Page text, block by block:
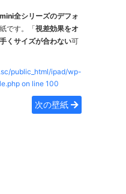
全シリーズのデフォ
です。「視差効果をオ
手くサイズが合わない可
public_html/ipad/wp-
on line 100
次の壁紙